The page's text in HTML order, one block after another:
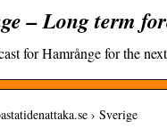
– Long term
for Hamrånge for the
› Sverige